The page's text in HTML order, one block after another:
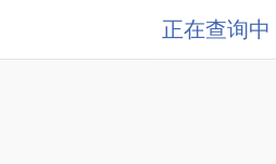
正在查询中